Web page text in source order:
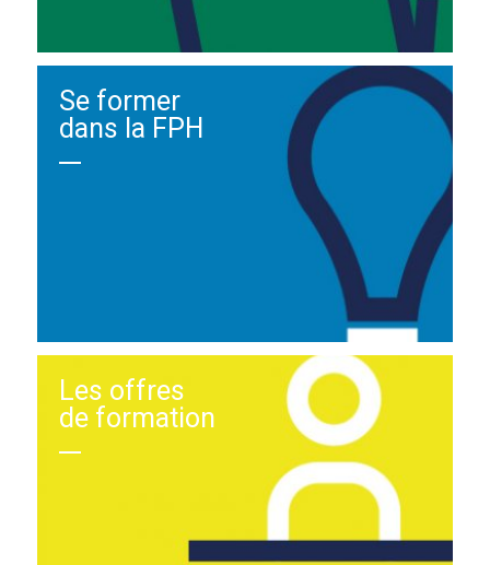
Se former
dans la FPH
Les offres
de formation